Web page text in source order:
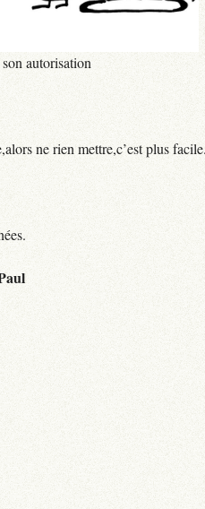
autorisation
ne rien mettre,c’est plus